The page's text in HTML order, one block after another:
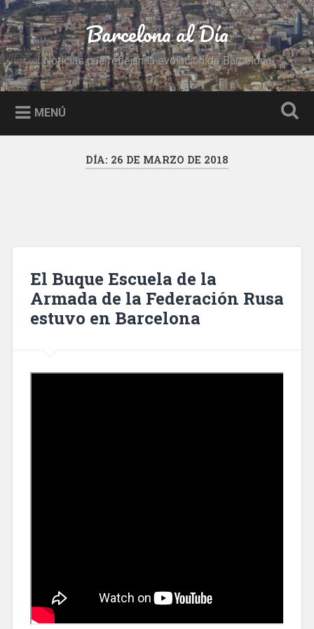
Saltar
al
contenido
Buscar Barcelona al Día
Noticias que reflejan la evolución de Barcelona
MENÚ
DÍA: 26 DE MARZO DE 2018
El Buque Escuela de la
Armada de la Federación Rusa
estuvo en Barcelona